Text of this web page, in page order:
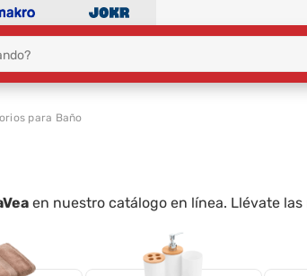
para Baño
en nuestro catálogo en línea. Llévate las